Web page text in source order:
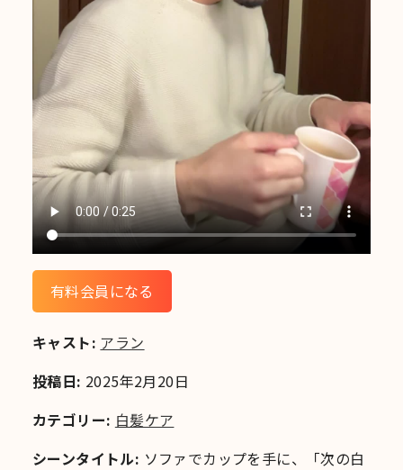
有料会員になる
キャスト: アラン
投稿日: 2025年2月20日
カテゴリー: 白髪ケア
シーンタイトル: ソファでカップを手に、「次の白